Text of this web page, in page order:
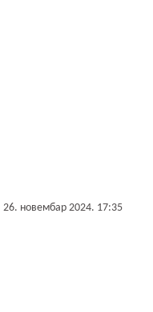
26. новембар 2024. 17:35